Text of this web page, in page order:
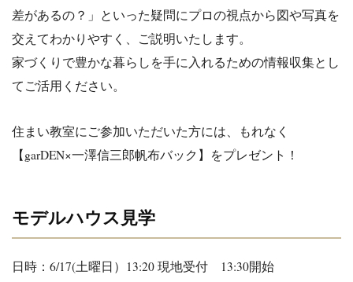
差があるの？」といった疑問にプロの視点から図や写真を
交えてわかりやすく、ご説明いたします。
家づくりで豊かな暮らしを手に入れるための情報収集とし
てご活用ください。
住まい教室にご参加いただいた方には、もれなく
【garDEN×一澤信三郎帆布バック】をプレゼント！
モデルハウス見学
日時：6/17(土曜日）13:20 現地受付 13:30開始